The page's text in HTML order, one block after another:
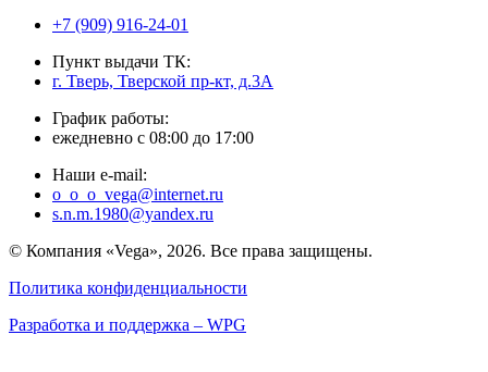
+7 (909) 916-24-01
Пункт выдачи ТК:
г. Тверь, Тверской пр-кт, д.3А
График работы:
ежедневно с 08:00 до 17:00
Наши e-mail:
o_o_o_vega@internet.ru
s.n.m.1980@yandex.ru
© Компания «Vega», 2026. Все права защищены.
Политика конфиденциальности
Разработка и поддержка – WPG